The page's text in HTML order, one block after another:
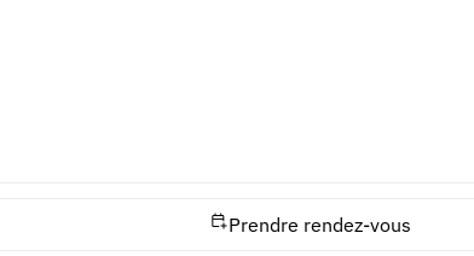
Prendre rendez-vous